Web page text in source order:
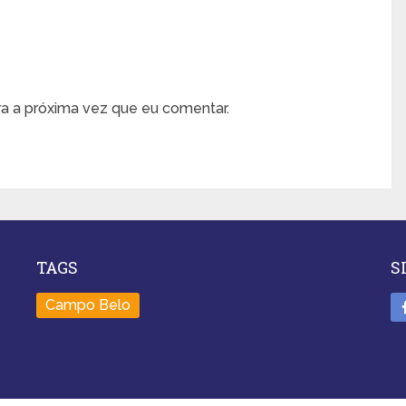
a próxima vez que eu comentar.
TAGS
Campo Belo